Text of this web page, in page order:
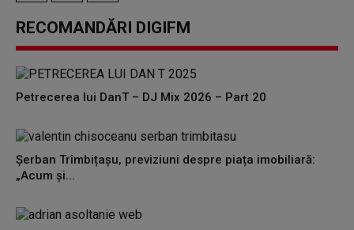
RECOMANDĂRI DIGIFM
Petrecerea lui DanT – DJ Mix 2026 – Part 20
Șerban Trîmbițașu, previziuni despre piața imobiliară:
„Acum și...